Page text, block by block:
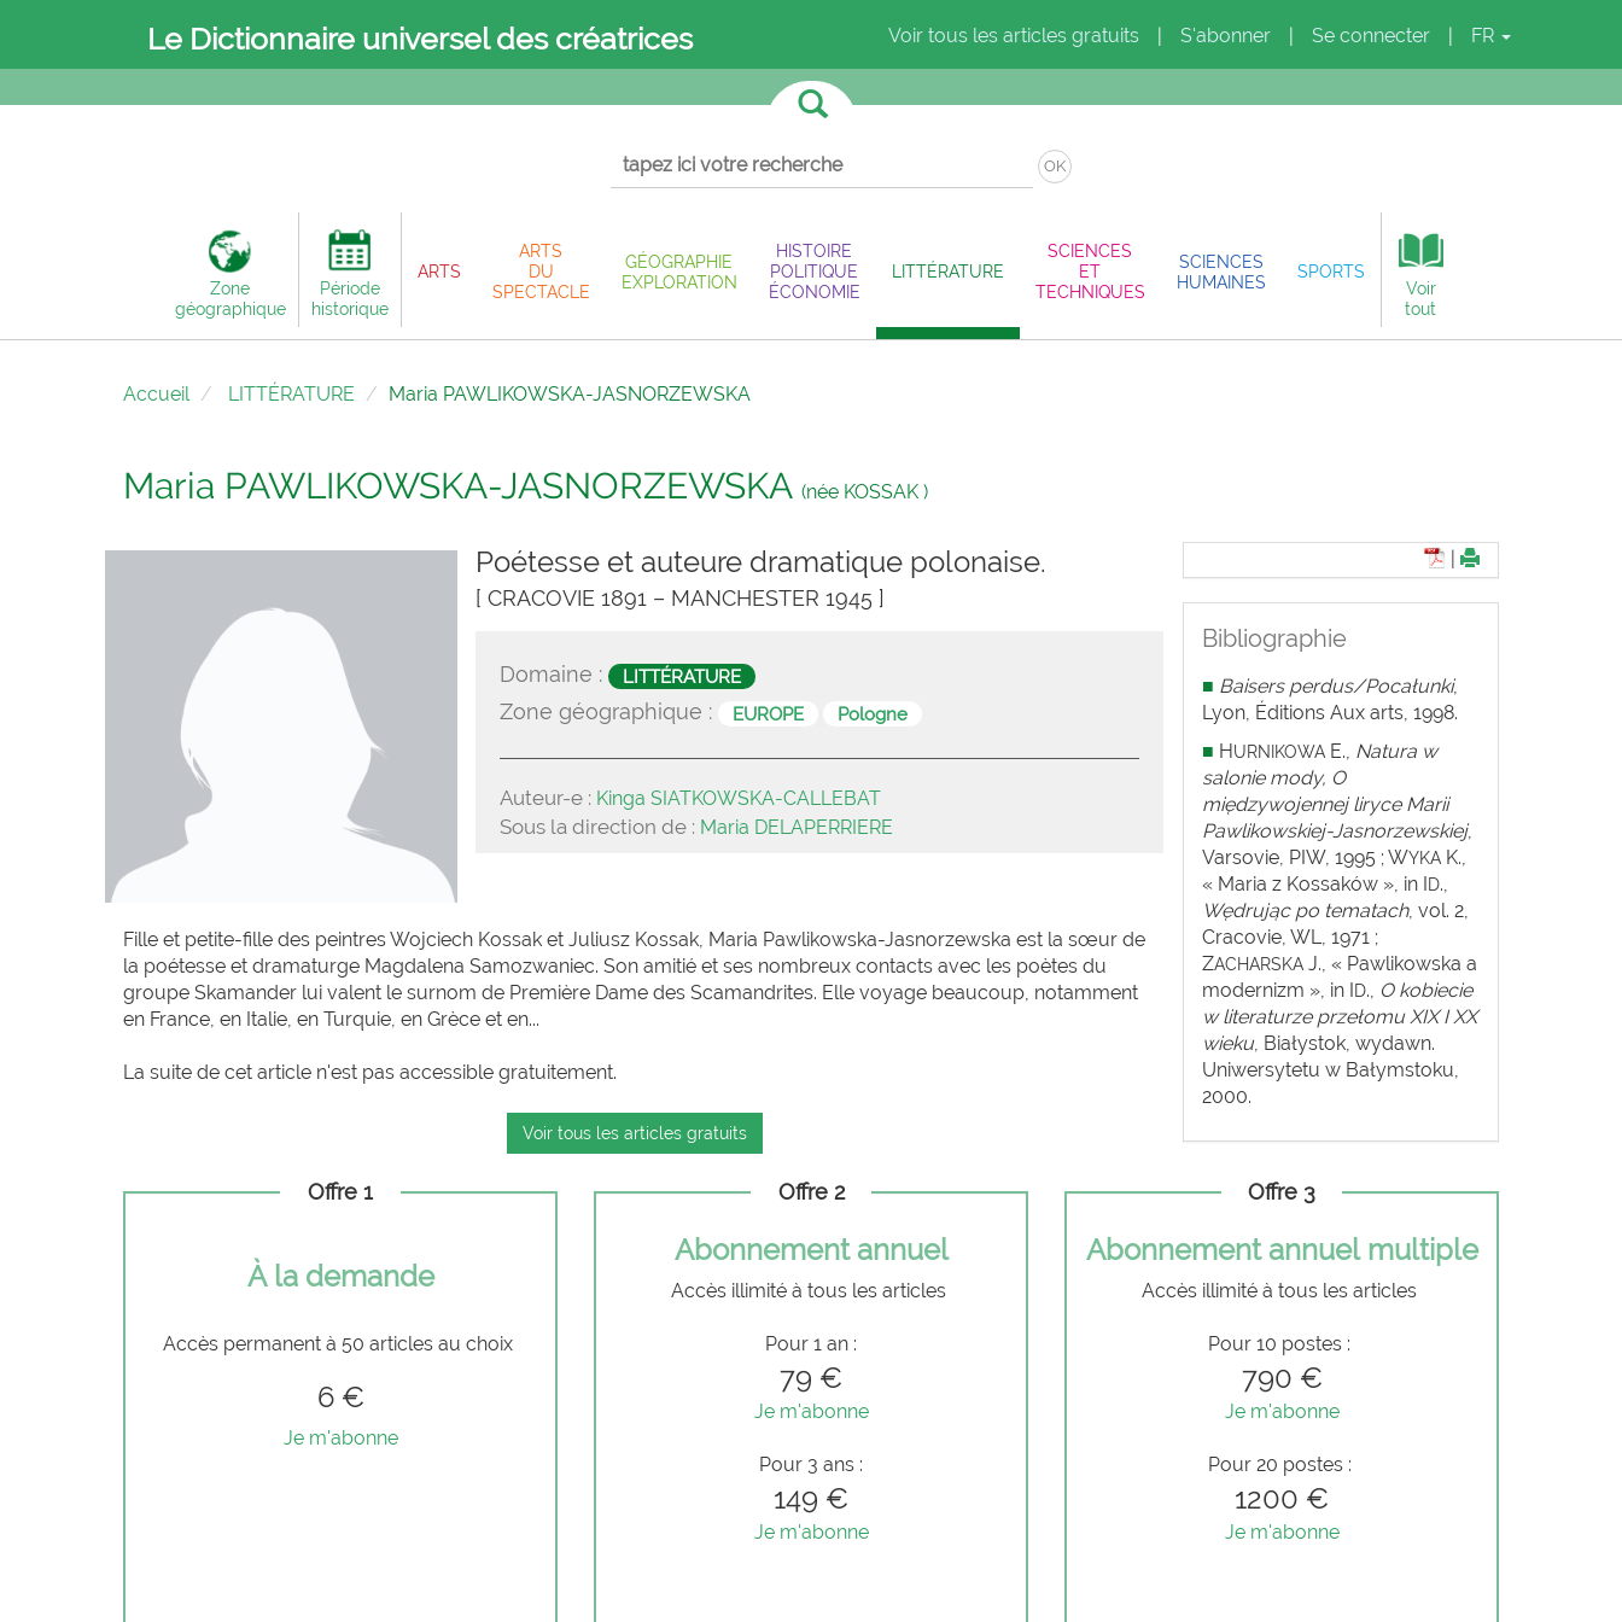
Le Dictionnaire universel des créatrices Voir tous les articles gratuits S'abonner Se connecter FR
OK
Zone
géographique
Période
historique
ARTS
ARTS
DU
SPECTACLE
GÉOGRAPHIE
EXPLORATION
HISTOIRE
POLITIQUE
ÉCONOMIE
LITTÉRATURE
SCIENCES
ET
TECHNIQUES
SCIENCES
HUMAINES
SPORTS
Voir
tout
Accueil LITTÉRATURE Maria PAWLIKOWSKA-JASNORZEWSKA
Maria PAWLIKOWSKA-JASNORZEWSKA (née KOSSAK )
Poétesse et auteure dramatique polonaise.
[ CRACOVIE 1891 – MANCHESTER 1945 ]
Domaine : LITTÉRATURE
Zone géographique : EUROPE Pologne
Auteur-e : Kinga SIATKOWSKA-CALLEBAT
Sous la direction de : Maria DELAPERRIERE
Fille et petite-fille des peintres Wojciech Kossak et Juliusz Kossak, Maria Pawlikowska-Jasnorzewska est la sœur de
la poétesse et dramaturge Magdalena Samozwaniec. Son amitié et ses nombreux contacts avec les poètes du
groupe Skamander lui valent le surnom de Première Dame des Scamandrites. Elle voyage beaucoup, notamment
en France, en Italie, en Turquie, en Grèce et en...
La suite de cet article n'est pas accessible gratuitement.
Voir tous les articles gratuits
Bibliographie
■ Baisers perdus/Pocałunki,
Lyon, Éditions Aux arts, 1998.
■ HURNIKOWA E., Natura w
salonie mody, O
międzywojennej liryce Marii
Pawlikowskiej-Jasnorzewskiej,
Varsovie, PIW, 1995 ; WYKA K.,
« Maria z Kossaków », in ID.,
Wędrując po tematach, vol. 2,
Cracovie, WL, 1971 ;
ZACHARSKA J., « Pawlikowska a
modernizm », in ID., O kobiecie
w literaturze przełomu XIX I XX
wieku, Białystok, wydawn.
Uniwersytetu w Bałymstoku,
2000.
Offre 1
À la demande
Accès permanent à 50 articles au choix
6 €
Je m'abonne
Offre 2
Abonnement annuel
Accès illimité à tous les articles
Pour 1 an :
79 €
Je m'abonne
Pour 3 ans :
149 €
Je m'abonne
Offre 3
Abonnement annuel multiple
Accès illimité à tous les articles
Pour 10 postes :
790 €
Je m'abonne
Pour 20 postes :
1200 €
Je m'abonne